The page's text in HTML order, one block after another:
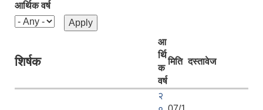
आर्थिक वर्ष
शिर्षक
आ
र्थि
क
वर्ष
मिति दस्तावेज
२